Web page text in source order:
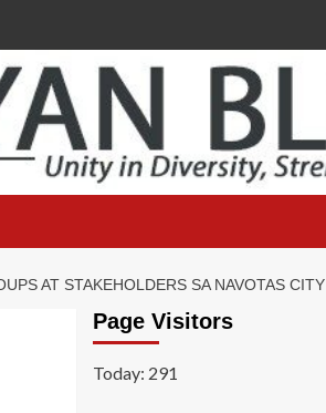
AT STAKEHOLDERS SA NAVOTAS CITY
Page Visitors
Today: 291